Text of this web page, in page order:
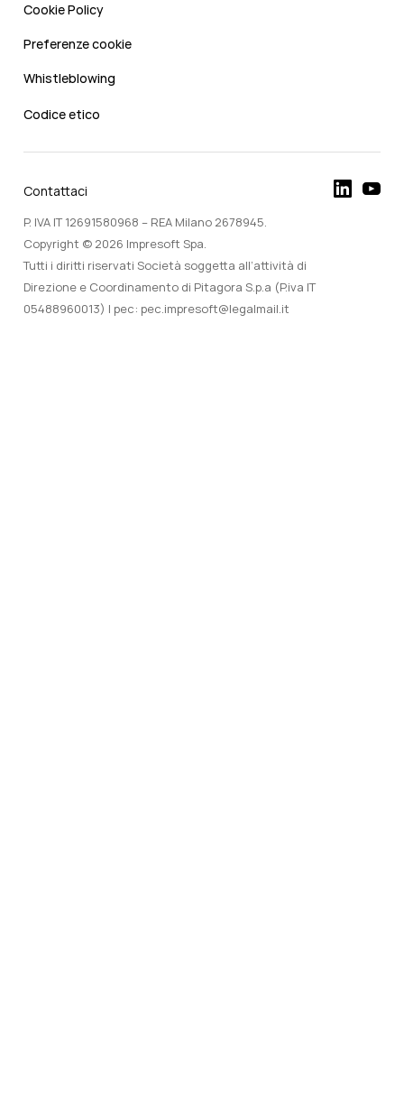
Cookie Policy
Preferenze cookie
Whistleblowing
Codice etico
Contattaci
P. IVA IT 12691580968 – REA Milano 2678945.
Copyright © 2026 Impresoft Spa.
Tutti i diritti riservati Società soggetta all’attività di
Direzione e Coordinamento di Pitagora S.p.a (P.iva IT
05488960013) | pec: pec.impresoft@legalmail.it